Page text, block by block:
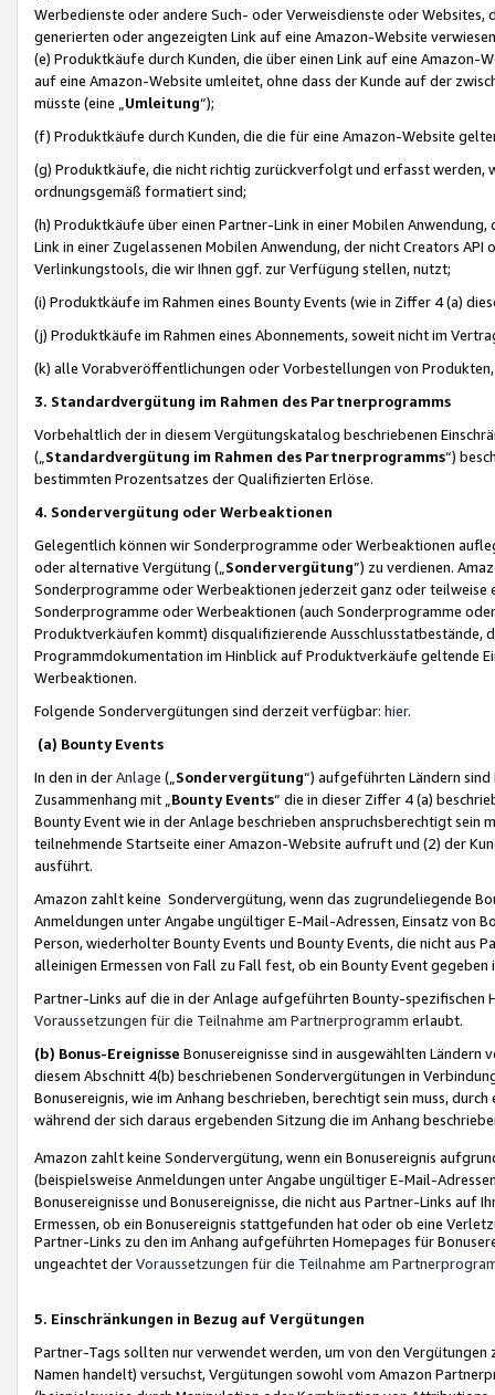
Werbedienste oder andere Such- oder Verweisdienste oder Websites,
generierten oder angezeigten Link auf eine Amazon-Website
(e) Produktkäufe durch Kunden, die über einen Link auf eine
auf eine Amazon-Website umleitet, ohne dass der Kunde auf der
müsste (eine „ Umleitung“);
(f) Produktkäufe durch Kunden, die die für eine Amazon-Website
(g) Produktkäufe, die nicht richtig zurückverfolgt und erfasst werden,
ordnungsgemäß formatiert sind;
(h) Produktkäufe über einen Partner-Link in einer Mobilen
Link in einer Zugelassenen Mobilen Anwendung, der nicht Creators
Verlinkungstools, die wir Ihnen ggf. zur Verfügung stellen, nutzt;
(i) Produktkäufe im Rahmen eines Bounty Events (wie in Ziffer 4 (a)
(j) Produktkäufe im Rahmen eines Abonnements, soweit nicht im
(k) alle Vorabveröffentlichungen oder Vorbestellungen von
3. Standardvergütung im Rahmen des Partnerprogramms
Vorbehaltlich der in diesem Vergütungskatalog beschriebenen
(„ Standardvergütung im Rahmen des Partnerprogramms“)
bestimmten Prozentsatzes der Qualifizierten Erlöse.
4. Sondervergütung oder Werbeaktionen
Gelegentlich können wir Sonderprogramme oder Werbeaktionen
oder alternative Vergütung („ Sondervergütung”) zu verdienen.
Sonderprogramme oder Werbeaktionen jederzeit ganz oder
Sonderprogramme oder Werbeaktionen (auch Sonderprogramme
Produktverkäufen kommt) disqualifizierende Ausschlusstatbestände,
Programmdokumentation im Hinblick auf Produktverkäufe geltende
Werbeaktionen.
Folgende Sondervergütungen sind derzeit verfügbar: hier.
(a) Bounty Events
In den in derAnlage („ Sondervergütung“) aufgeführten Ländern
Zusammenhang mit „ Bounty Events“ die in dieser Ziffer 4 (a)
Bounty Event wie in der Anlage beschrieben anspruchsberechtigt sein
teilnehmende Startseite einer Amazon-Website aufruft und (2) der
ausführt.
Amazon zahlt keine Sondervergütung, wenn das zugrundeliegende
Anmeldungen unter Angabe ungültiger E-Mail-Adressen, Einsatz von
Person, wiederholter Bounty Events und Bounty Events, die nicht
alleinigen Ermessen von Fall zu Fall fest, ob ein Bounty Event
Partner-Links auf die in der Anlage aufgeführten Bounty-spezifischen
Voraussetzungen für die Teilnahme am Partnerprogramm erlaubt.
(b) Bonus-Ereignisse Bonusereignisse sind in ausgewählten Ländern
diesem Abschnitt 4(b) beschriebenen Sondervergütungen in
Bonusereignis, wie im Anhang beschrieben, berechtigt sein muss,
während der sich daraus ergebenden Sitzung die im Anhang
Amazon zahlt keine Sondervergütung, wenn ein Bonusereignis
(beispielsweise Anmeldungen unter Angabe ungültiger E-Mail-
Bonusereignisse und Bonusereignisse, die nicht aus Partner-Links auf
Ermessen, ob ein Bonusereignis stattgefunden hat oder ob eine
Partner-Links zu den im Anhang aufgeführten Homepages für
ungeachtet derVoraussetzungen für die Teilnahme am
5. Einschränkungen in Bezug auf Vergütungen
Partner-Tags sollten nur verwendet werden, um von den
Namen handelt) versuchst, Vergütungen sowohl vom Amazon